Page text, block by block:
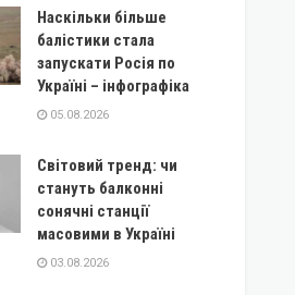
Наскільки більше
балістики стала
запускати Росія по
Україні – інфографіка
05.08.2026
Світовий тренд: чи
стануть балконні
сонячні станції
масовими в Україні
03.08.2026